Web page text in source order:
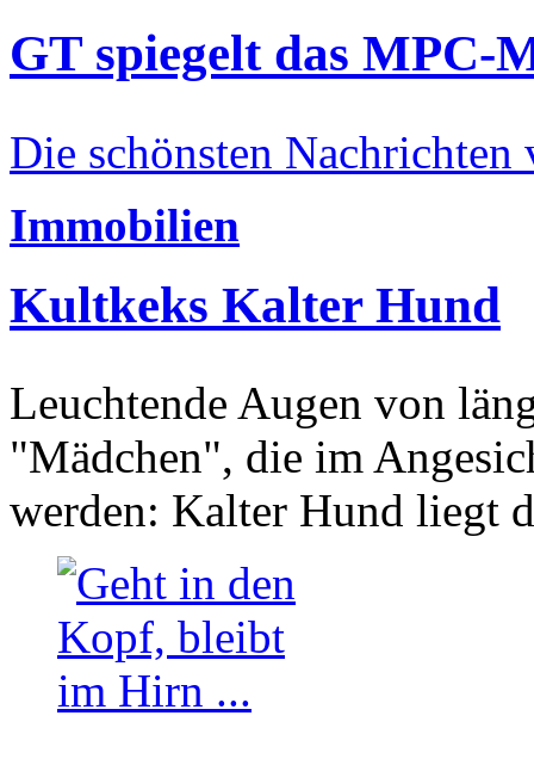
GT spiegelt das MPC-
Die schönsten Nachrichten
Immobilien
Kultkeks Kalter Hund
Leuchtende Augen von
"Mädchen", die im
werden: Kalter Hund liegt